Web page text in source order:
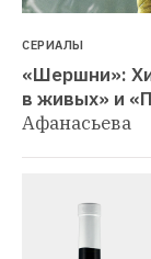
СЕРИАЛЫ
«Шершни»:
в живых» и
Афанасьева